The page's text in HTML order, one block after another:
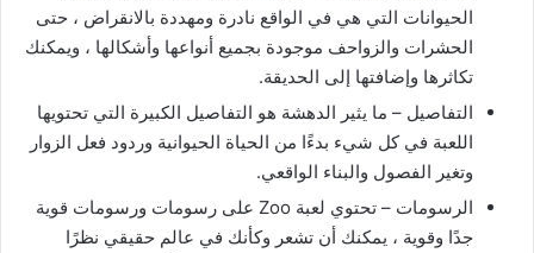
الحيوانات التي هي في الواقع نادرة ومهددة بالانقراض ، حتى
الحشرات والزواحف موجودة بجميع أنواعها وأشكالها ، ويمكنك
تكاثرها وإضافتها إلى الحديقة.
التفاصيل – ما يثير الدهشة هو التفاصيل الكبيرة التي تحتويها
اللعبة في كل شيء بدءًا من الحياة الحيوانية وردود فعل الزوار
وتغير الفصول والبناء الواقعي.
الرسومات – تحتوي لعبة Zoo على رسومات ورسومات قوية
جدًا وقوية ، يمكنك أن تشعر وكأنك في عالم حقيقي نظرًا